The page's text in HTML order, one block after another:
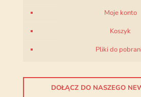
Moje konto
Koszyk
Pliki do
DOŁĄCZ DO NASZEGO